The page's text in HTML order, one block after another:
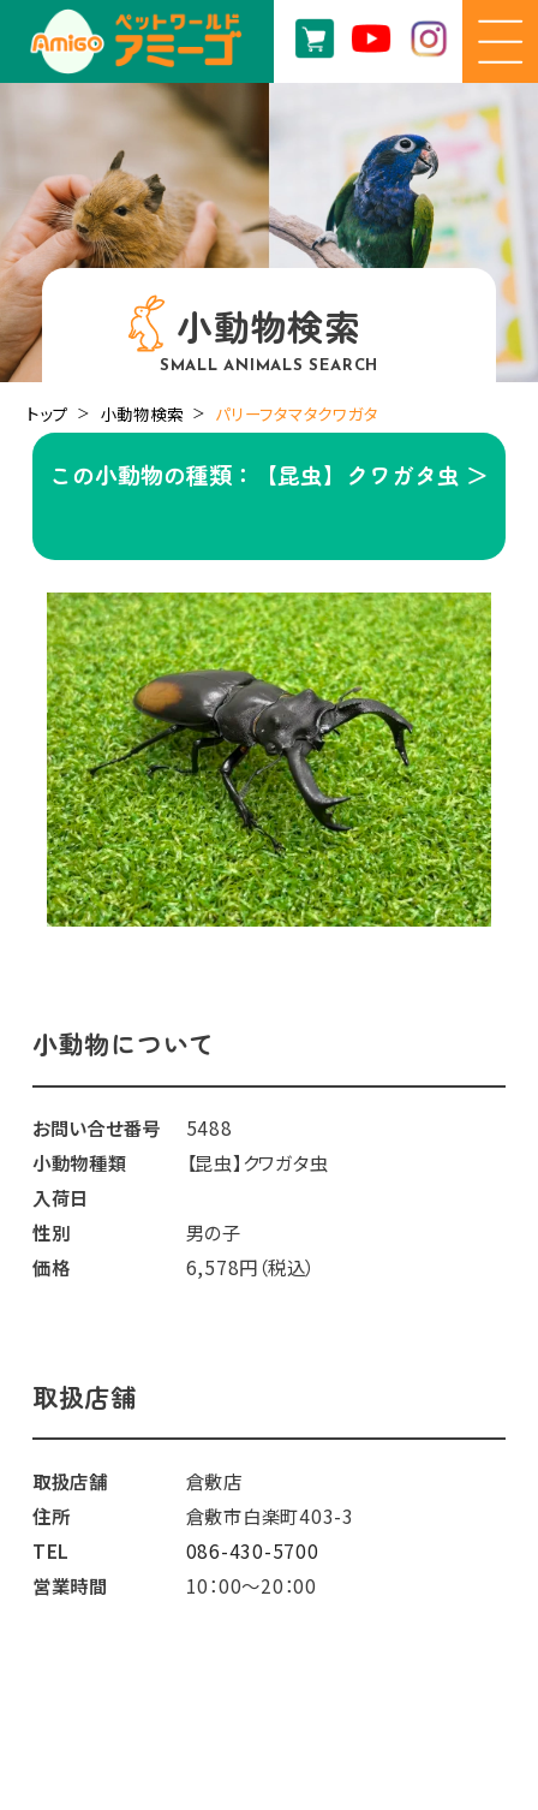
小動物検索
SMALL ANIMALS SEARCH
トップ 小動物検索 パリーフタマタクワガタ
この小動物の種類：【昆虫】クワガタ虫 ＞
小動物について
お問い合せ番号
5488
小動物種類
【昆虫】クワガタ虫
入荷日
性別
男の子
価格
6,578円（税込）
取扱店舗
取扱店舗
倉敷店
住所
倉敷市白楽町403-3
TEL
086-430-5700
営業時間
10：00～20：00